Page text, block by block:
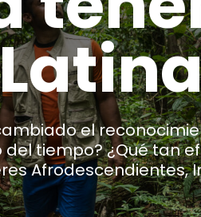
el
tiempo? ¿Qué tan
Afrodescendientes,